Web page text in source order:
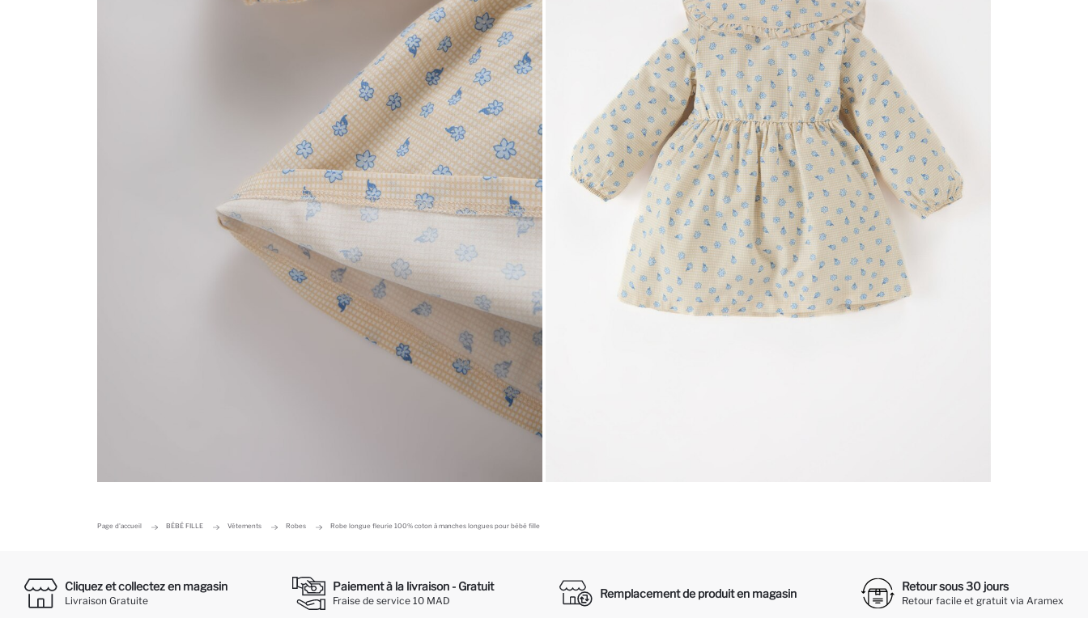
Page d'accueil BÉBÉ FILLE Vêtements Robes Robe longue fleurie 100% coton à manches longues pour bébé fille
Cliquez et collectez en magasin
Livraison Gratuite
Paiement à la livraison - Gratuit
Fraise de service 10 MAD
Remplacement de produit en magasin
Retour sous 30 jours
Retour facile et gratuit via Aramex